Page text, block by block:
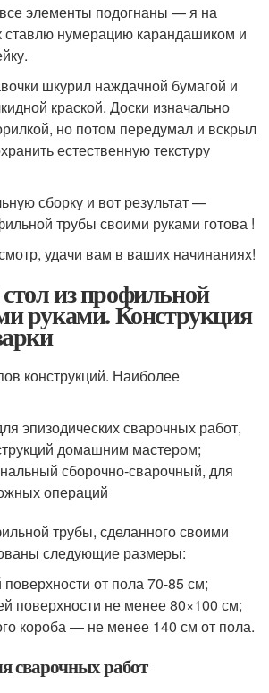
все элементы подогнаны — я на
ставлю нумерацию карандашиком и
шкурил наждачной бумагой и
краской. Доски изначально
но потом передумал и вскрыл
естественную текстуру
сборку и вот результат —
трубы своими руками готова !
удачи вам в ваших начинаниях!
из профильной
руками. Конструкция
конструкций. Наиболее
эпизодических сварочных работ,
домашним мастером;
сборочно-сварочный, для
операций
трубы, сделанного своими
следующие размеры:
от пола 70-85 см;
поверхности не менее 80×100 см;
короба — не менее 140 см от пола.
сварочных работ